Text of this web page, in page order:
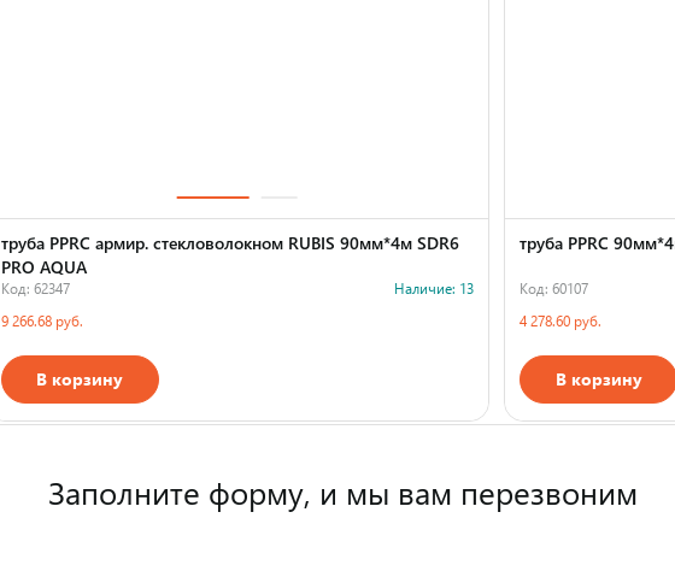
труба PPRC армир. стекловолокном RUBIS 90мм*4м SDR6
PRO AQUA
Код: 62347
Наличие: 13
9 266.68 руб.
В корзину
труба PPRC
Код: 60107
4 278.60 руб.
В корзину
Заполните форму, и мы вам перезвоним